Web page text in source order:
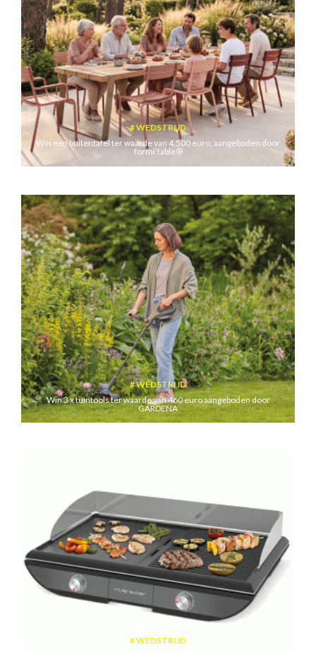
WEDSTRIJD
Win een buitentafel ter waarde van 4.500 euro, aangeboden door
formi’table®
WEDSTRIJD
Win 3 x tuintools ter waarde van 460 euro aangeboden door
GARDENA
WEDSTRIJD